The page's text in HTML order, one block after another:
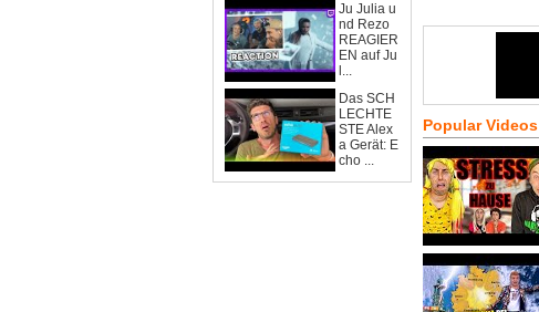
Ju Julia u
nd Rezo
REAGIER
EN auf Ju
l...
Das SCH
LECHTE
STE Alex
a Gerät: E
cho ...
Popular Videos